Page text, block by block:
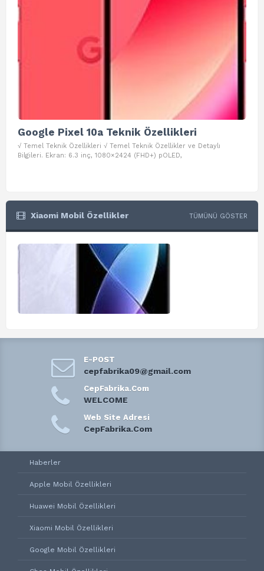
Google Pixel 10a Teknik Özellikleri
√ Temel Teknik Özellikleri √ Temel Teknik Özellikler ve Detaylı
Bilgileri. Ekran: 6.3 inç, 1080×2424 (FHD+) pOLED,
Xiaomi Mobil Özellikler TÜMÜNÜ GÖSTER
E-POST
cepfabrika09@gmail.com
CepFabrika.Com
WELCOME
Web Site Adresi
CepFabrika.Com
Haberler
Apple Mobil Özellikleri
Huawei Mobil Özellikleri
Xiaomi Mobil Özellikleri
Google Mobil Özellikleri